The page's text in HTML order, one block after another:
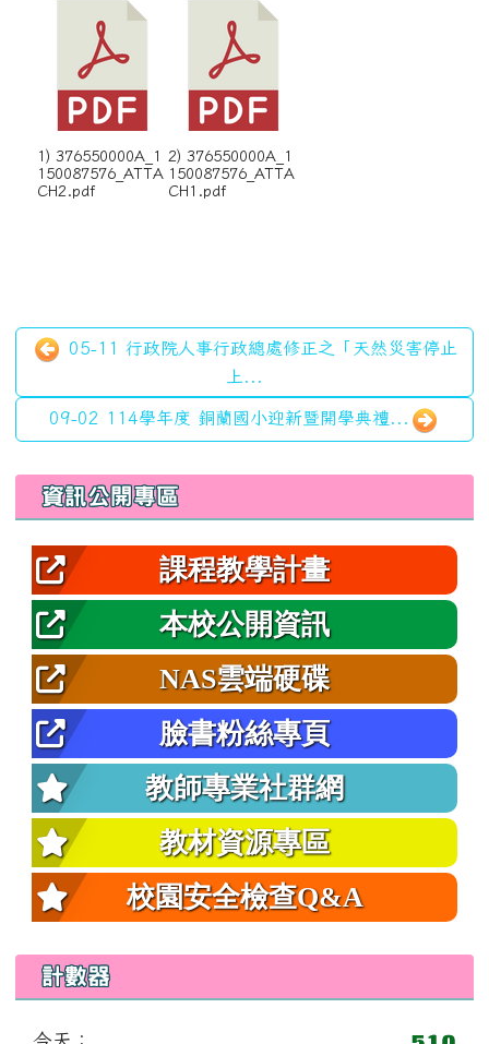
1) 376550000A_1
150087576_ATTA
CH2.pdf
2) 376550000A_1
150087576_ATTA
CH1.pdf
05-11 行政院人事行政總處修正之「天然災害停止
上...
09-02 114學年度 銅蘭國小迎新暨開學典禮...
左邊區域內容
資訊公開專區
課程教學計畫
本校公開資訊
NAS雲端硬碟
臉書粉絲專頁
教師專業社群網
教材資源專區
校園安全檢查Q&A
計數器
今天：